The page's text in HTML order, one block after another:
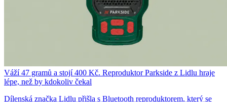
Váží 47 gramů a stojí 400 Kč. Reproduktor Parkside z Lidlu hraje
lépe, než by kdokoliv čekal
Dílenská značka Lidlu přišla s Bluetooth reproduktorem, který se